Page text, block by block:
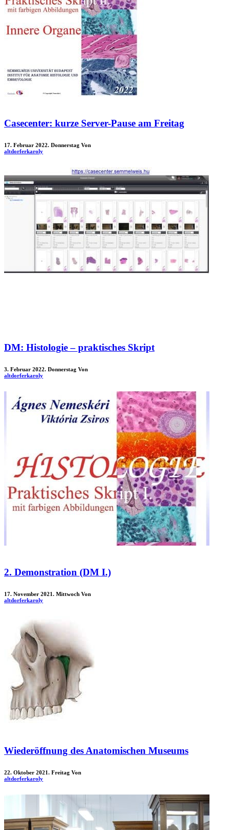
Casecenter: kurze Server-Pause am Freitag
17. Februar 2022. Donnerstag Von
altdorferkaroly
DM: Histologie – praktisches Skript
3. Februar 2022. Donnerstag Von
altdorferkaroly
2. Demonstration (DM I.)
17. November 2021. Mittwoch Von
altdorferkaroly
Wiederöffnung des Anatomischen Museums
22. Oktober 2021. Freitag Von
altdorferkaroly